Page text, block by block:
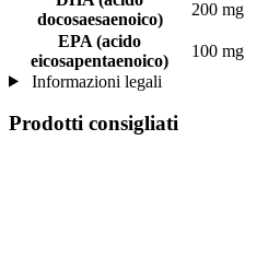
docosaesaenoico)
200 mg
EPA (acido
eicosapentaenoico)
100 mg
Informazioni legali
Prodotti consigliati